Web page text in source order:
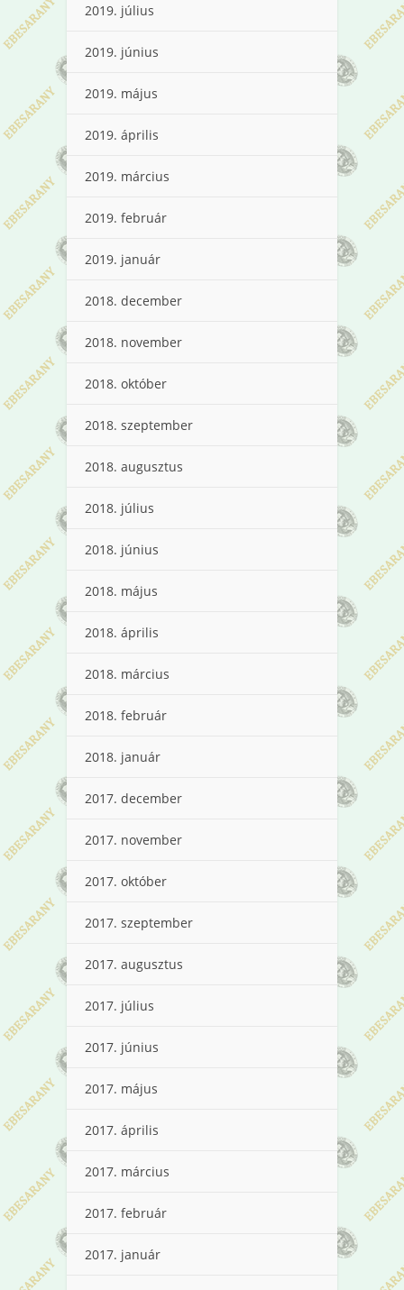
2019. július
2019. június
2019. május
2019. április
2019. március
2019. február
2019. január
2018. december
2018. november
2018. október
2018. szeptember
2018. augusztus
2018. július
2018. június
2018. május
2018. április
2018. március
2018. február
2018. január
2017. december
2017. november
2017. október
2017. szeptember
2017. augusztus
2017. július
2017. június
2017. május
2017. április
2017. március
2017. február
2017. január